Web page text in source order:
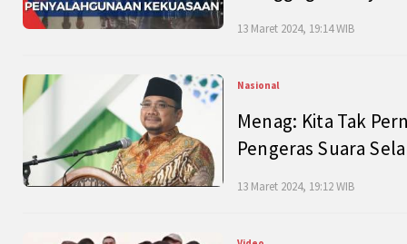
13 Maret 2024, 19:14 WIB
Nasional
Menag: Kita Tak
Pengeras Suara
13 Maret 2024, 19:12 WIB